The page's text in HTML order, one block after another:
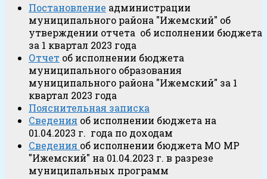
Постановление администрации
муниципального района "Ижемский" об
утверждении отчета об исполнении бюджета
за 1 квартал 2023 года
Отчет об исполнении бюджета
муниципального образования
муниципального района "Ижемский" за 1
квартал 2023 года
Пояснительная записка
Сведения об исполнении бюджета на
01.04.2023 г. года по доходам
Сведения об исполнении бюджета МО МР
"Ижемский" на 01.04.2023 г. в разрезе
муниципальных программ